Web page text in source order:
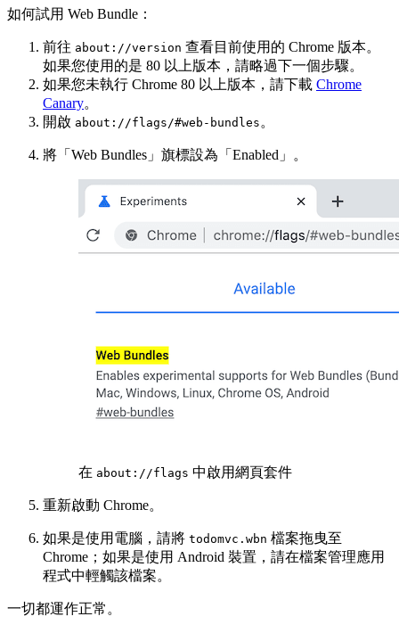
如何試用 Web Bundle：
前往 about://version 查看目前使用的 Chrome 版本。
如果您使用的是 80 以上版本，請略過下一個步驟。
如果您未執行 Chrome 80 以上版本，請下載 Chrome
Canary。
開啟 about://flags/#web-bundles 。
將「Web Bundles」 旗標設為「Enabled」 。
在 about://flags 中啟用網頁套件
重新啟動 Chrome。
如果是使用電腦，請將 todomvc.wbn 檔案拖曳至
Chrome；如果是使用 Android 裝置，請在檔案管理應用
程式中輕觸該檔案。
一切都運作正常。